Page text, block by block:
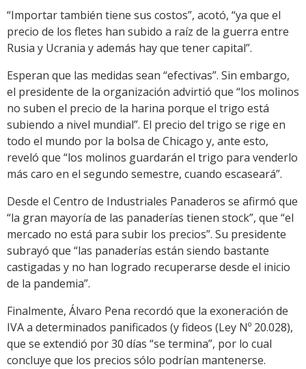
“Importar también tiene sus costos”, acotó, “ya que el
precio de los fletes han subido a raíz de la guerra entre
Rusia y Ucrania y además hay que tener capital”.
Esperan que las medidas sean “efectivas”. Sin embargo,
el presidente de la organización advirtió que “los molinos
no suben el precio de la harina porque el trigo está
subiendo a nivel mundial”. El precio del trigo se rige en
todo el mundo por la bolsa de Chicago y, ante esto,
reveló que “los molinos guardarán el trigo para venderlo
más caro en el segundo semestre, cuando escaseará”.
Desde el Centro de Industriales Panaderos se afirmó que
“la gran mayoría de las panaderías tienen stock”, que “el
mercado no está para subir los precios”. Su presidente
subrayó que “las panaderías están siendo bastante
castigadas y no han logrado recuperarse desde el inicio
de la pandemia”.
Finalmente, Álvaro Pena recordó que la exoneración de
IVA a determinados panificados (y fideos (Ley Nº 20.028),
que se extendió por 30 días “se termina”, por lo cual
concluye que los precios sólo podrían mantenerse.